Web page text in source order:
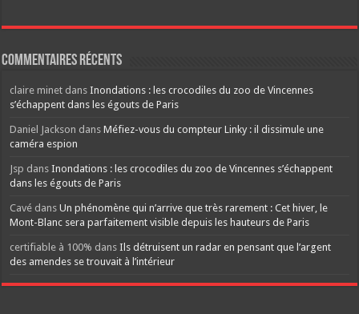
Commentaires récents
claire minet dansInondations : les crocodiles du zoo de Vincennes
s’échappent dans les égouts de Paris
Daniel Jackson dansMéfiez-vous du compteur Linky : il dissimule une
caméra espion
Jsp dansInondations : les crocodiles du zoo de Vincennes s’échappent
dans les égouts de Paris
Cavé dansUn phénomène qui n’arrive que très rarement : Cet hiver, le
Mont-Blanc sera parfaitement visible depuis les hauteurs de Paris
certifiable à 100% dansIls détruisent un radar en pensant que l’argent
des amendes se trouvait à l’intérieur